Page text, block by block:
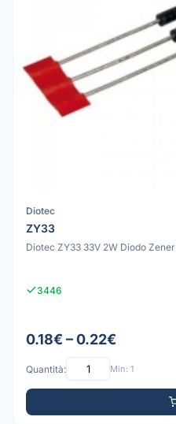
Diotec
ZY33
Diotec ZY33 33V 2W Diodo Zener
3446
0.18€ – 0.22€
Quantità: Min: 1